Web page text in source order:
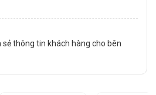
sẻ thông tin khách hàng cho bên